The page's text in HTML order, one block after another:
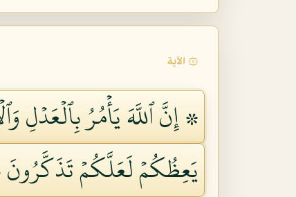
۞ الآية
۞ إِنَّ ٱللَّهَ يَأۡمُرُ بِٱلۡعَدۡلِ
يَعِظُكُمۡ لَعَلَّكُمۡ تَذَكَّرُونَ ٩٠